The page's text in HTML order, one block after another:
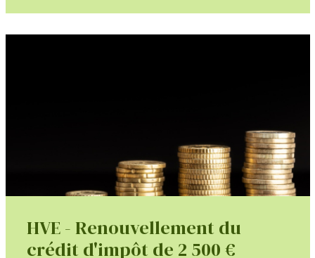
HVE - Renouvellement du
crédit d'impôt de 2 500 €